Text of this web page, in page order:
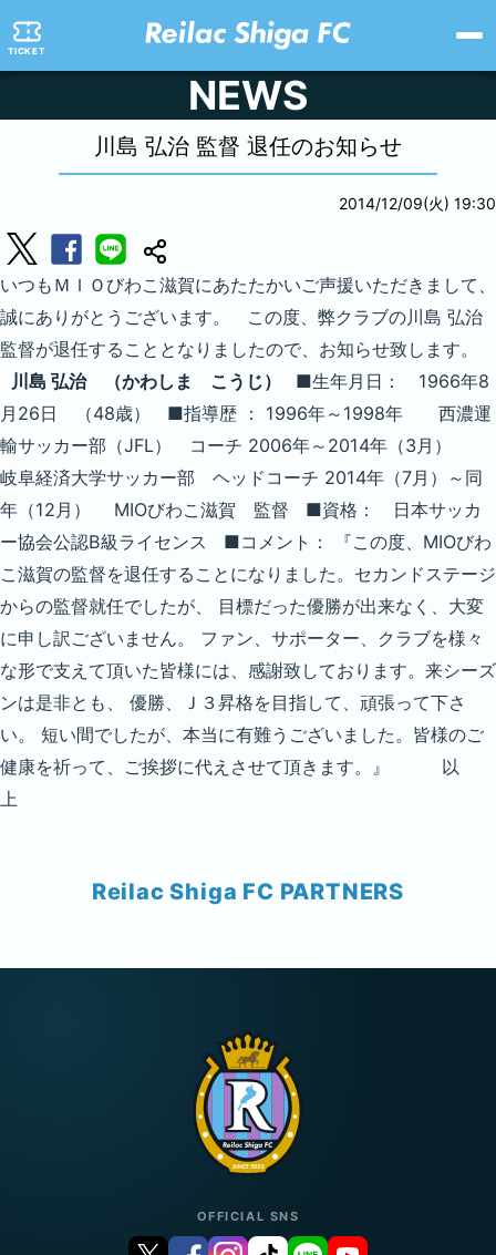
TICKET
NEWS
川島 弘治 監督 退任のお知らせ
2014/12/09(火) 19:30
いつもＭＩＯびわこ滋賀にあたたかいご声援いただきまして、
誠にありがとうございます。 この度、弊クラブの川島 弘治
監督が退任することとなりましたので、お知らせ致します。
川島 弘治 （かわしま こうじ）
■生年月日： 1966年8
月26日 （48歳） ■指導歴 ： 1996年～1998年 西濃運
輸サッカー部（JFL） コーチ 2006年～2014年（3月）
岐阜経済大学サッカー部 ヘッドコーチ 2014年（7月）～同
年（12月） MIOびわこ滋賀 監督 ■資格： 日本サッカ
ー協会公認B級ライセンス ■コメント： 『この度、MIOびわ
こ滋賀の監督を退任することになりました。セカンドステージ
からの監督就任でしたが、 目標だった優勝が出来なく、大変
に申し訳ございません。 ファン、サポーター、クラブを様々
な形で支えて頂いた皆様には、感謝致しております。来シーズ
ンは是非とも、 優勝、Ｊ３昇格を目指して、頑張って下さ
い。 短い間でしたが、本当に有難うございました。皆様のご
健康を祈って、ご挨拶に代えさせて頂きます。』 以
上
Reilac Shiga FC PARTNERS
OFFICIAL SNS